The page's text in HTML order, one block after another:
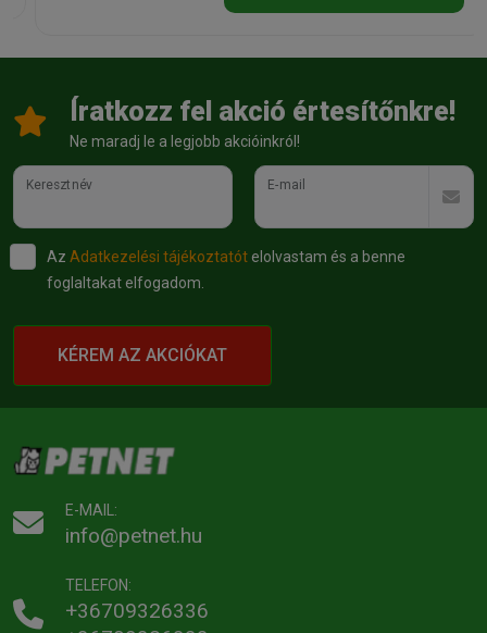
Íratkozz fel akció értesítőnkre!
Ne maradj le a legjobb akcióinkról!
Keresztnév E-mail
Az Adatkezelési tájékoztatót elolvastam és a benne
foglaltakat elfogadom.
KÉREM AZ AKCIÓKAT
E-MAIL:
info@petnet.hu
TELEFON:
+36709326336